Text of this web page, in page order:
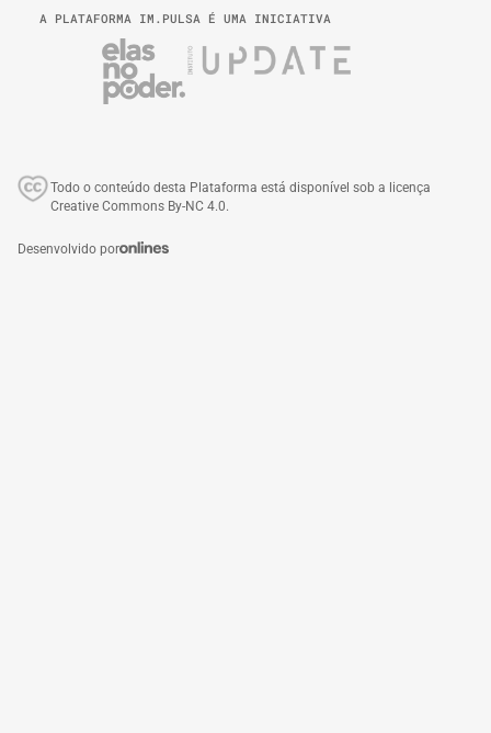
A PLATAFORMA IM.PULSA É UMA INICIATIVA
Todo o conteúdo desta Plataforma está disponível sob a licença
Creative Commons By-NC 4.0.
Desenvolvido por